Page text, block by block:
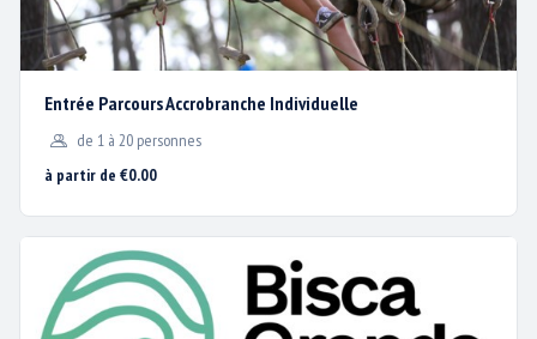
Dès 4 ans
+ de 6 ans et
1m20
jusqu'à 15 ans
Entrée Parcours Accrobranche / pers.
Entrée Parcours Accrobranche Individuelle
de 1 à 20 personnes
à partir de €0.00